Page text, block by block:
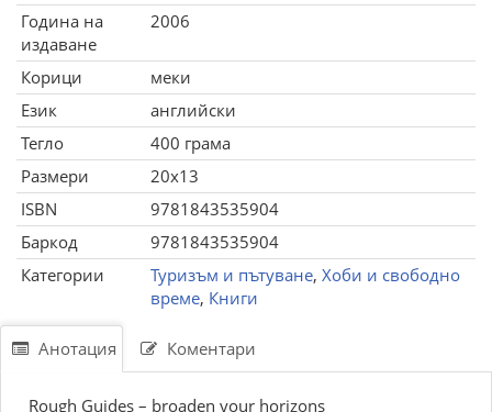
Година на
издаване
2006
Корици
меки
Език
английски
Тегло
400 грама
Размери
20x13
ISBN
9781843535904
Баркод
9781843535904
Категории
Туризъм и пътуване, Хоби и свободно
време, Книги
Анотация Коментари
Rough Guides – broaden your horizons